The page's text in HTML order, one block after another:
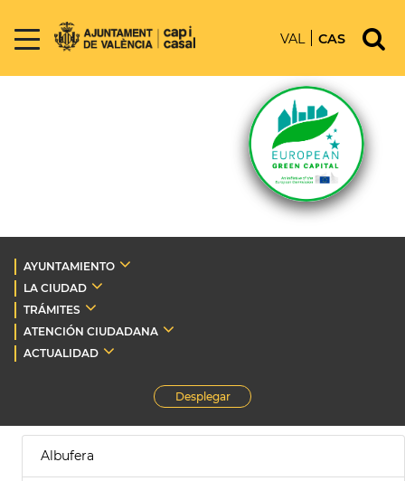
VAL CAS
AYUNTAMIENTO
LA CIUDAD
TRÁMITES
ATENCIÓN CIUDADANA
ACTUALIDAD
Desplegar
Albufera